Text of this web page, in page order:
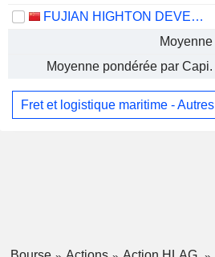
FUJIAN HIGHTON DEVELOPMENT CO., LTD.
Moyenne
Moyenne pondérée par Capi.
Fret et logistique maritime - Autres